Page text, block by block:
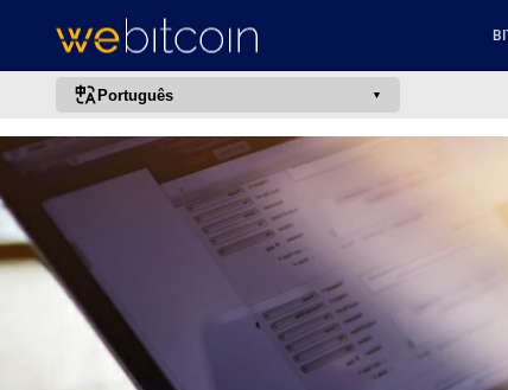
Português
português (BR)
english
deutsch
日本語